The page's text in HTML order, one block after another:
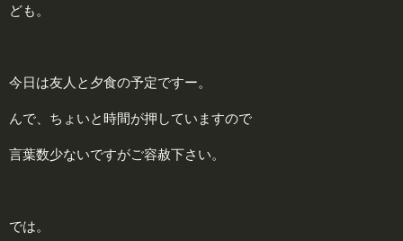
ども。
今日は友人と夕食の予定ですー。
んで、ちょいと時間が押していますので
言葉数少ないですがご容赦下さい。
では。